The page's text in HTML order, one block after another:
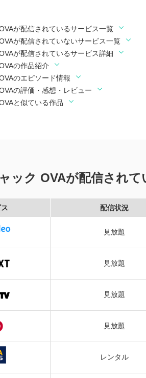
が配信されているサービス一覧
が配信されていないサービス一覧
が配信されているサービス詳細
の作品紹介
のエピソード情報
の評価・感想・レビュー
と似ている作品
ック OVAが配信され
配信状況
見放題
見放題
見放題
見放題
レンタル